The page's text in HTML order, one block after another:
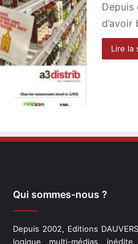
Depuis
Lire la
Qui sommes-nous ?
Depuis 2002, Editions
logique multi-médias inédite